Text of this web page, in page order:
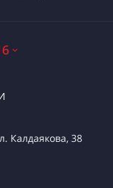
Калдаякова, 38